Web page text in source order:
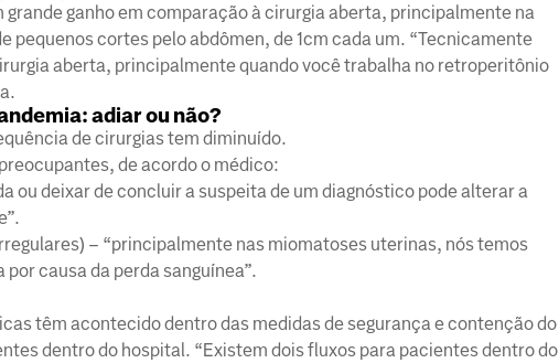
grande ganho em comparação à cirurgia aberta, principalmente na
pequenos cortes pelo abdômen, de 1cm cada um. “Tecnicamente
aberta, principalmente quando você trabalha no retroperitônio
adiar ou não?
de cirurgias tem diminuído.
de acordo o médico:
ou deixar de concluir a suspeita de um diagnóstico pode alterar a
– “principalmente nas miomatoses uterinas, nós temos
causa da perda sanguínea”.
têm acontecido dentro das medidas de segurança e contenção do
dentro do hospital. “Existem dois fluxos para pacientes dentro do